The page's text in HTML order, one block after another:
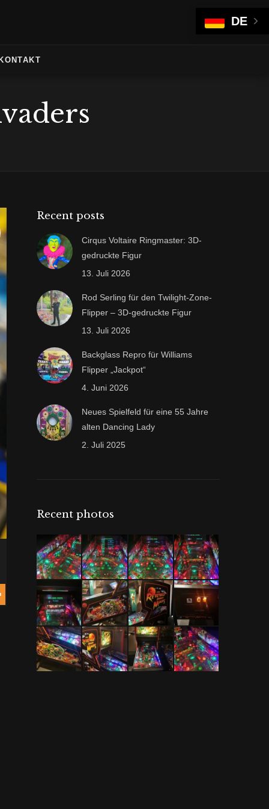
DE
Recent posts
Cirqus Voltaire Ringmaster: 3D-
gedruckte Figur
13. Juli 2026
Rod Serling für den Twilight-Zone-
Flipper – 3D-gedruckte Figur
13. Juli 2026
Backglass Repro für Williams
Flipper „Jackpot“
4. Juni 2026
Neues Spielfeld für eine 55 Jahre
alten Dancing Lady
2. Juli 2025
Recent photos